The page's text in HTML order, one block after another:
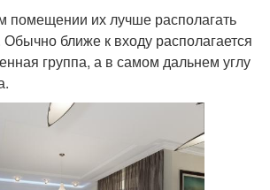
помещении их лучше располагать
ближе к входу располагается
группа, а в самом дальнем углу